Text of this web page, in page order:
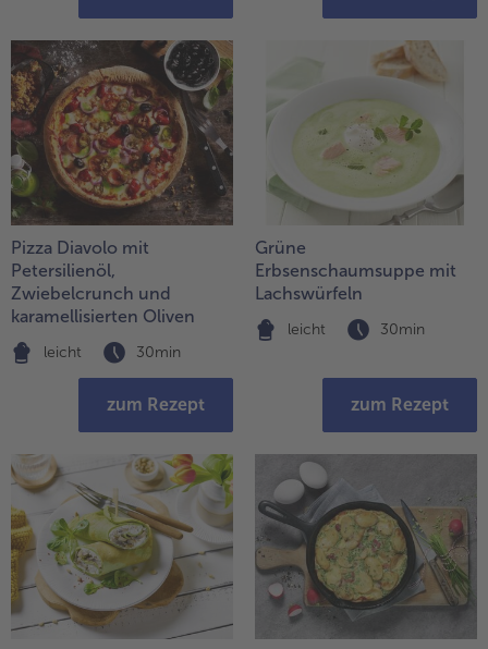
Pizza Diavolo mit
Petersilienöl,
Zwiebelcrunch und
karamellisierten Oliven
leicht 30min
zum Rezept
Grüne
Erbsenschaumsuppe mit
Lachswürfeln
leicht 30min
zum Rezept